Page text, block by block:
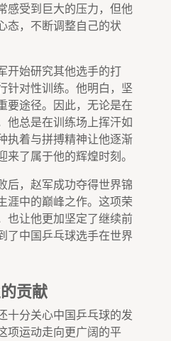
感受到巨大的压力，但他
态，不断调整自己的状
开始研究其他选手的打
针对性训练。他明白，坚
要途径。因此，无论是在
他总是在训练场上挥汗如
执着与拼搏精神让他逐渐
了属于他的辉煌时刻。
后，赵军成功夺得世界锦
涯中的巅峰之作。这项荣
也让他更加坚定了继续前
了中国乒乓球选手在世界
贡献
十分关心中国乒乓球的发
项运动走向更广阔的平